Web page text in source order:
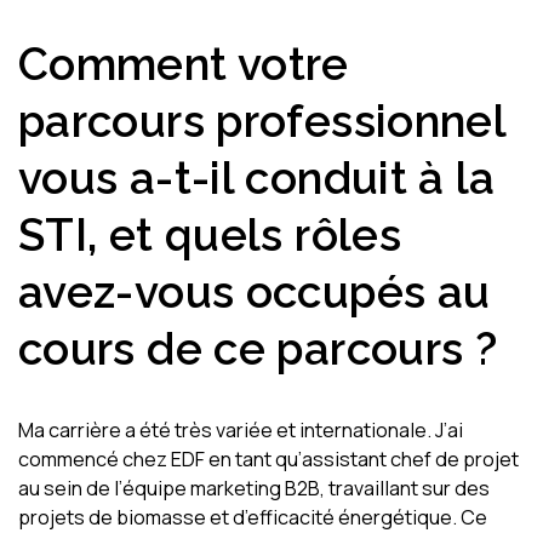
Comment votre
parcours professionnel
vous a-t-il conduit à la
STI, et quels rôles
avez-vous occupés au
cours de ce parcours ?
Ma carrière a été très variée et internationale. J’ai
commencé chez EDF en tant qu’assistant chef de projet
au sein de l’équipe marketing B2B, travaillant sur des
projets de biomasse et d’efficacité énergétique. Ce